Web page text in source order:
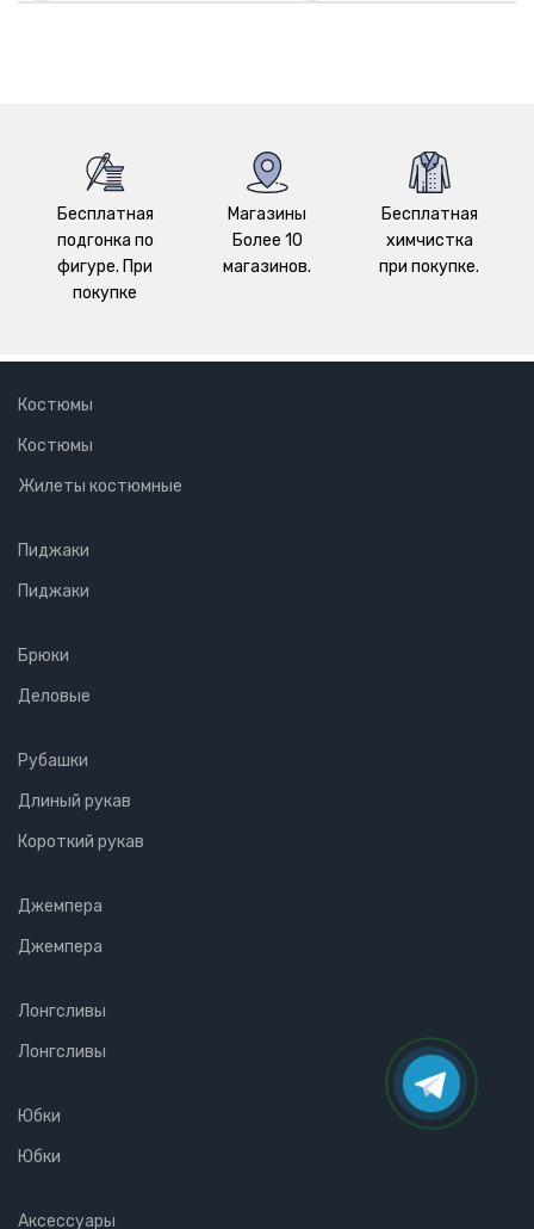
Бесплатная
подгонка по
фигуре. При
покупке
Магазины
Более 10
магазинов.
Бесплатная
химчистка
при покупке.
Костюмы
Костюмы
Жилеты костюмные
Пиджаки
Пиджаки
Брюки
Деловые
Рубашки
Длиный рукав
Короткий рукав
Джемпера
Джемпера
Лонгсливы
Лонгсливы
Юбки
Юбки
Аксессуары